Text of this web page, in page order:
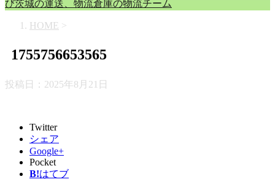
HOME >
1755756653565
投稿日： 2025年8月21日
Twitter
シェア
Google+
Pocket
B!はてブ